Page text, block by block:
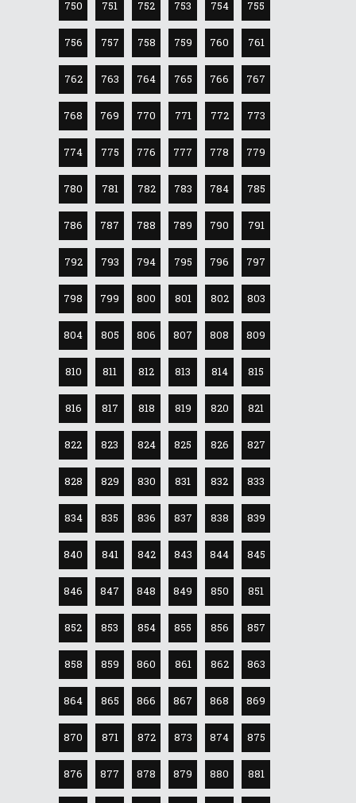
750 751 752 753 754 755
756 757 758 759 760 761
762 763 764 765 766 767
768 769 770 771 772 773
774 775 776 777 778 779
780 781 782 783 784 785
786 787 788 789 790 791
792 793 794 795 796 797
798 799 800 801 802 803
804 805 806 807 808 809
810 811 812 813 814 815
816 817 818 819 820 821
822 823 824 825 826 827
828 829 830 831 832 833
834 835 836 837 838 839
840 841 842 843 844 845
846 847 848 849 850 851
852 853 854 855 856 857
858 859 860 861 862 863
864 865 866 867 868 869
870 871 872 873 874 875
876 877 878 879 880 881